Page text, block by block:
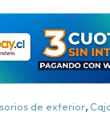
de exterior,